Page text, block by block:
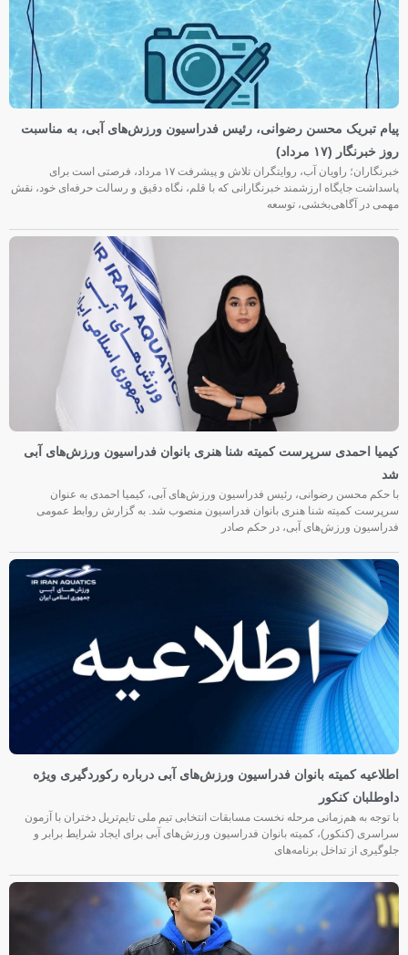
پیام تبریک محسن رضوانی، رئیس فدراسیون ورزش‌های آبی، به مناسبت
روز خبرنگار (۱۷ مرداد)
خبرنگاران؛ راویان آب، روایتگران تلاش و پیشرفت ۱۷ مرداد، فرصتی است برای
پاسداشت جایگاه ارزشمند خبرنگارانی که با قلم، نگاه دقیق و رسالت حرفه‌ای خود، نقش
مهمی در آگاهی‌بخشی، توسعه
کیمیا احمدی سرپرست کمیته شنا هنری بانوان فدراسیون ورزش‌های آبی
شد
با حکم محسن رضوانی، رئیس فدراسیون ورزش‌های آبی، کیمیا احمدی به عنوان
سرپرست کمیته شنا هنری بانوان فدراسیون منصوب شد. به گزارش روابط عمومی
فدراسیون ورزش‌های آبی، در حکم صادر
اطلاعیه کمیته بانوان فدراسیون ورزش‌های آبی درباره رکوردگیری ویژه
داوطلبان کنکور
با توجه به هم‌زمانی مرحله نخست مسابقات انتخابی تیم ملی تایم‌تریل دختران با آزمون
سراسری (کنکور)، کمیته بانوان فدراسیون ورزش‌های آبی برای ایجاد شرایط برابر و
جلوگیری از تداخل برنامه‌های